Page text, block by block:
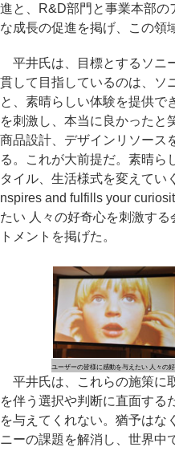
進と、R&D部門と事業本部の
な成長の促進を掲げ、この領
平井氏は、目標とするソニ
貫して目指しているのは、ソ
と、素晴らしい体験を提供で
を刺激し、本当に良かったと
商品設計、デザインリソース
る。これが大前提だ。素晴ら
タイル、生活様式を変えてい
nspires and fulfills your
たい 人々の好奇心を刺激す
トメントを掲げた。
ユーザーの皆様に感動を与えたい 人々の
平井氏は、これらの施策に
を伴う選択や判断に直面する
を与えてくれない。猶予はな
ニーの課題を解消し、世界中